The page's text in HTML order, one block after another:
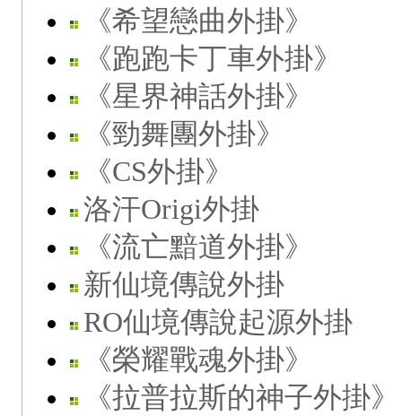
《希望戀曲外掛》
《跑跑卡丁車外掛》
《星界神話外掛》
《勁舞團外掛》
《CS外掛》
洛汗Origi外掛
《流亡黯道外掛》
新仙境傳說外掛
RO仙境傳說起源外掛
《榮耀戰魂外掛》
《拉普拉斯的神子外掛》